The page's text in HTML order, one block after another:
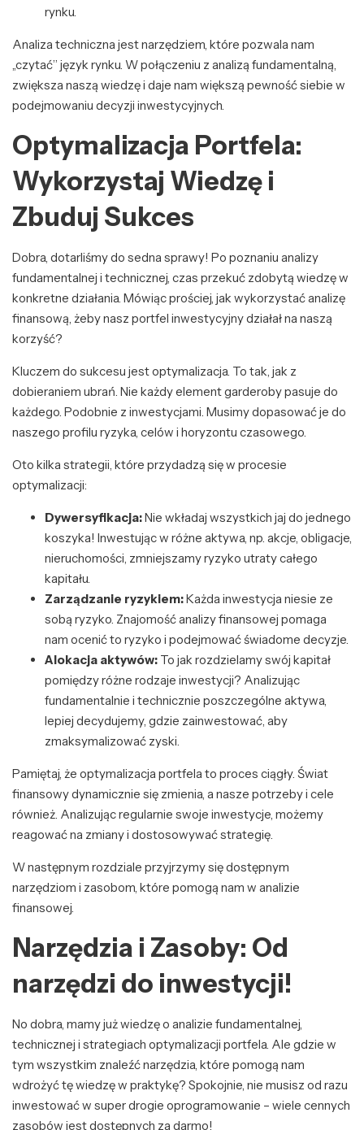
rynku.
Analiza techniczna jest narzędziem, które pozwala nam
„czytać” język rynku. W połączeniu z analizą fundamentalną,
zwiększa naszą wiedzę i daje nam większą pewność siebie w
podejmowaniu decyzji inwestycyjnych.
Optymalizacja Portfela:
Wykorzystaj Wiedzę i
Zbuduj Sukces
Dobra, dotarliśmy do sedna sprawy! Po poznaniu analizy
fundamentalnej i technicznej, czas przekuć zdobytą wiedzę w
konkretne działania. Mówiąc prościej, jak wykorzystać analizę
finansową, żeby nasz portfel inwestycyjny działał na naszą
korzyść?
Kluczem do sukcesu jest optymalizacja. To tak, jak z
dobieraniem ubrań. Nie każdy element garderoby pasuje do
każdego. Podobnie z inwestycjami. Musimy dopasować je do
naszego profilu ryzyka, celów i horyzontu czasowego.
Oto kilka strategii, które przydadzą się w procesie
optymalizacji:
Dywersyfikacja:Nie wkładaj wszystkich jaj do jednego
koszyka! Inwestując w różne aktywa, np. akcje, obligacje,
nieruchomości, zmniejszamy ryzyko utraty całego
kapitału.
Zarządzanie ryzykiem:Każda inwestycja niesie ze
sobą ryzyko. Znajomość analizy finansowej pomaga
nam ocenić to ryzyko i podejmować świadome decyzje.
Alokacja aktywów: To jak rozdzielamy swój kapitał
pomiędzy różne rodzaje inwestycji? Analizując
fundamentalnie i technicznie poszczególne aktywa,
lepiej decydujemy, gdzie zainwestować, aby
zmaksymalizować zyski.
Pamiętaj, że optymalizacja portfela to proces ciągły. Świat
finansowy dynamicznie się zmienia, a nasze potrzeby i cele
również. Analizując regularnie swoje inwestycje, możemy
reagować na zmiany i dostosowywać strategię.
W następnym rozdziale przyjrzymy się dostępnym
narzędziom i zasobom, które pomogą nam w analizie
finansowej.
Narzędzia i Zasoby: Od
narzędzi do inwestycji!
No dobra, mamy już wiedzę o analizie fundamentalnej,
technicznej i strategiach optymalizacji portfela. Ale gdzie w
tym wszystkim znaleźć narzędzia, które pomogą nam
wdrożyć tę wiedzę w praktykę? Spokojnie, nie musisz od razu
inwestować w super drogie oprogramowanie – wiele cennych
zasobów jest dostępnych za darmo!